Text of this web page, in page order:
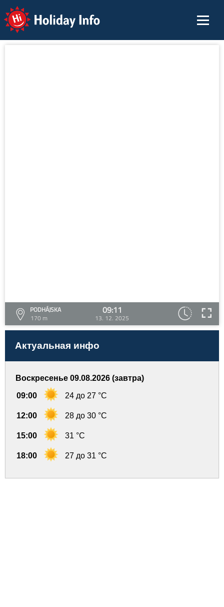
Holiday Info
PODHÁJSKA
170 m
09:11
13. 12. 2025
Актуальная инфо
Воскресенье 09.08.2026 (завтра)
09:00 24 до 27 °C
12:00 28 до 30 °C
15:00 31 °C
18:00 27 до 31 °C